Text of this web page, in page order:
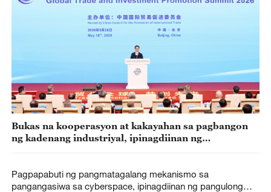
Bukas na kooperasyon at kakayahan sa pagbangon
ng kadenang industriyal, ipinagdiinan ng
Pagpapabuti ng pangmatagalang mekanismo sa
pangangasiwa sa cyberspace, ipinagdiinan ng pangulong